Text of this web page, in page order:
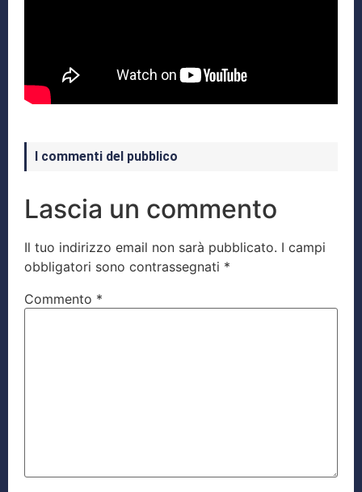
I commenti del pubblico
Lascia un commento
Il tuo indirizzo email non sarà pubblicato. I campi
obbligatori sono contrassegnati *
Commento *